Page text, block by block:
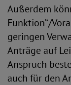
Außerdem
Funktion“/
geringen
Anträge auf
Anspruch
auch für den